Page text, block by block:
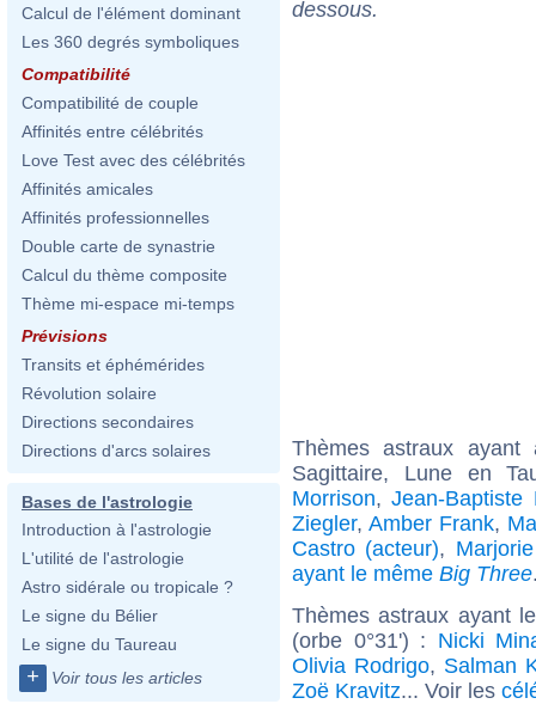
Calcul de l'élément dominant
Les 360 degrés symboliques
Compatibilité
Compatibilité de couple
Affinités entre célébrités
Love Test avec des célébrités
Affinités amicales
Affinités professionnelles
Double carte de synastrie
Calcul du thème composite
Thème mi-espace mi-temps
Prévisions
Transits et éphémérides
Révolution solaire
Directions secondaires
Directions d'arcs solaires
Bases de l'astrologie
Introduction à l'astrologie
L'utilité de l'astrologie
Astro sidérale ou tropicale ?
Le signe du Bélier
Le signe du Taureau
+ Voir tous les articles
dessous.
Thèmes astraux
Sagittaire, Lune en
Morrison,Jean-Baptiste
Ziegler,Amber Frank,
Castro (acteur),
ayant le même Big Three
Thèmes astraux ayant
(orbe 0°31') : Nicki
Olivia Rodrigo, Salman
Zoë Kravitz... Voir les